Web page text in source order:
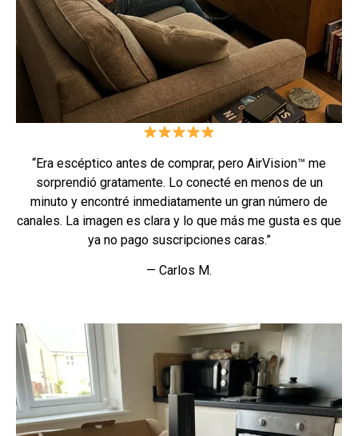
“Era escéptico antes de comprar, pero AirVision™ me
sorprendió gratamente. Lo conecté en menos de un
minuto y encontré inmediatamente un gran número de
canales. La imagen es clara y lo que más me gusta es que
ya no pago suscripciones caras.”
— Carlos M.